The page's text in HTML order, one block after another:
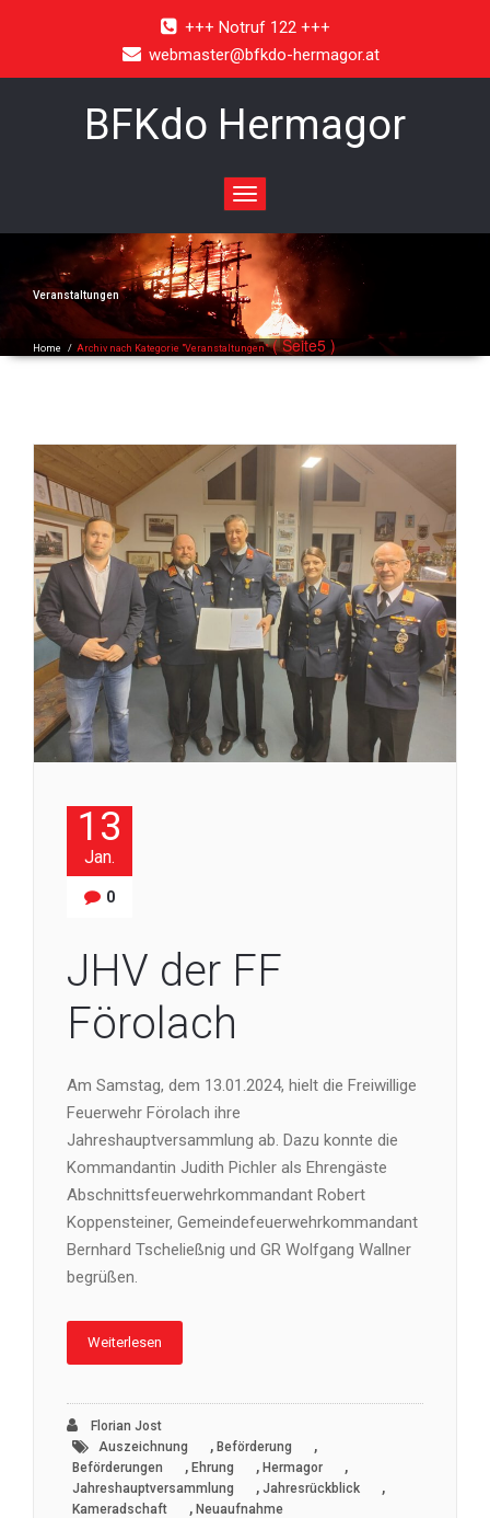
+++ Notruf 122 +++
webmaster@bfkdo-hermagor.at
BFKdo Hermagor
Toggle
navigation
Veranstaltungen
Home / Archiv nach Kategorie "Veranstaltungen"( Seite5 )
13
Jan.
0
JHV der FF
Förolach
Am Samstag, dem 13.01.2024, hielt die Freiwillige
Feuerwehr Förolach ihre
Jahreshauptversammlung ab. Dazu konnte die
Kommandantin Judith Pichler als Ehrengäste
Abschnittsfeuerwehrkommandant Robert
Koppensteiner, Gemeindefeuerwehrkommandant
Bernhard Tscheließnig und GR Wolfgang Wallner
begrüßen.
Weiterlesen
Florian Jost
Auszeichnung
, Beförderung ,
Beförderungen , Ehrung , Hermagor ,
Jahreshauptversammlung , Jahresrückblick ,
Kameradschaft , Neuaufnahme